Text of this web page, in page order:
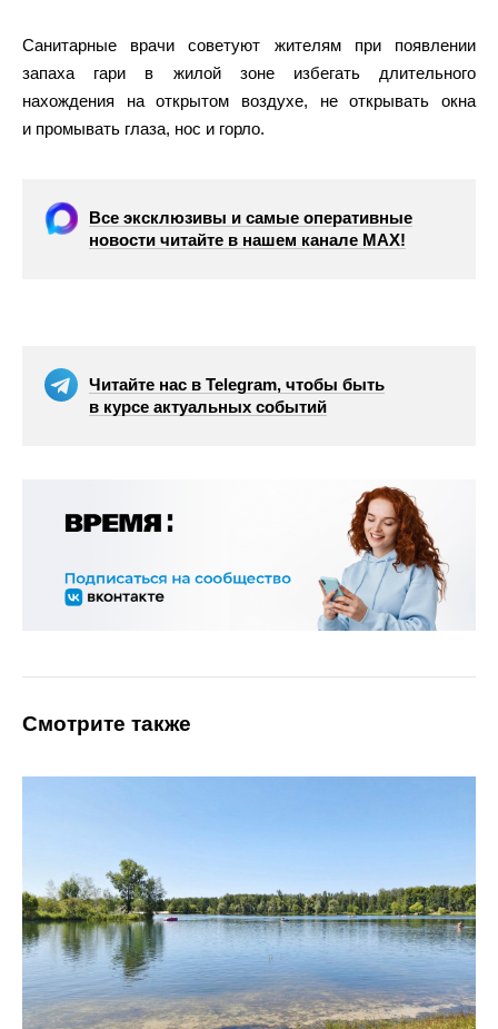
Санитарные врачи советуют жителям при появлении
запаха гари в жилой зоне избегать длительного
нахождения на открытом воздухе, не открывать окна
и промывать глаза, нос и горло.
Все эксклюзивы и самые оперативные
новости читайте в нашем канале МАХ!
Читайте нас в Telegram, чтобы быть
в курсе актуальных событий
Смотрите также